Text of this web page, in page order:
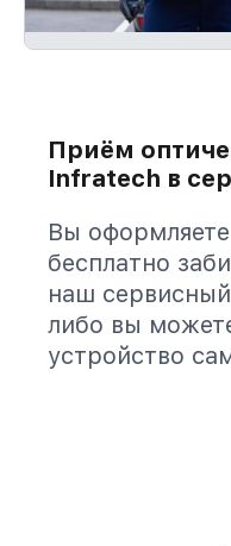
Приём
Infratech в
Вы
бесплатно
наш
либо вы
устройство